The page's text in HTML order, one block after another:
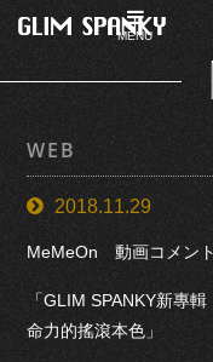
MENU
WEB
2018.11.29
MeMeOn 動画コメン
「GLIM SPANKY新專
命力的搖滾本色」